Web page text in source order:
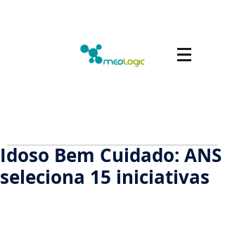
Idoso Bem Cuidado: ANS
seleciona 15 iniciativas